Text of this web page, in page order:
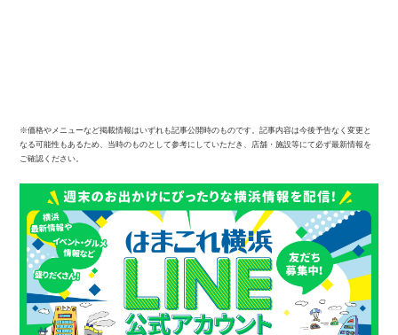
※価格やメニューなど掲載情報はいずれも記事公開時のものです。記事内容は今後予告なく変更と
なる可能性もあるため、当時のものとして参考にしていただき、店舗・施設等にて必ず最新情報を
ご確認ください。